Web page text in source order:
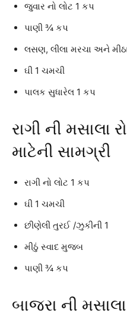
જુવાર નો લોટ 1 કપ
પાણી ¾ કપ
લસણ, લીલા મરચા અને
ઘી 1 ચમચી
પાલક સુધારેલ 1 કપ
રાગી ની મસાલા
માટેની સામગ્રી
રાગી નો લોટ 1 કપ
ઘી 1 ચમચી
છીણેલી તુરઈ /ઝુકીની 1
મીઠું સ્વાદ મુજબ
પાણી ¾ કપ
બાજરા ની